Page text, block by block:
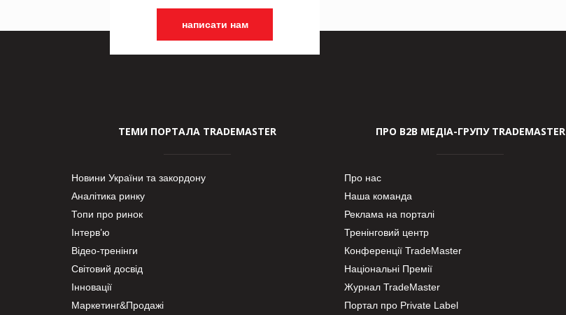
написати нам
ТЕМИ ПОРТАЛА TRADEMASTER
Новини України та закордону
Аналітика ринку
Топи про ринок
Інтерв’ю
Відео-тренінги
Світовий досвід
Інновації
Маркетинг&Продажі
ПРО В2В МЕДІА-ГРУПУ TRADEMASTER
Про нас
Наша команда
Реклама на порталі
Тренінговий центр
Конференції TradeMaster
Національні Премії
Журнал TradeMaster
Портал про Private Label